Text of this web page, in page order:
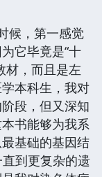
候，第一感觉
它毕竟是“十
材，而且是左
本科生，我对
段，但又深知
书能够为我系
基础的基因结
到更复杂的遗